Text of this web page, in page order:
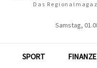
Das
Samstag,
SPORT